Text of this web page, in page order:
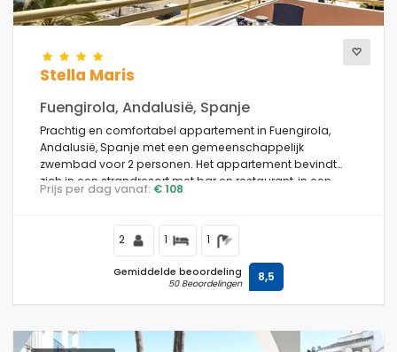
Aanvullende diensten
Uitzicht
Extra categorieën
(0)
Best beoordeelde (30)
Stella Maris
Fuengirola, Andalusië, Spanje
Prachtig en comfortabel appartement in Fuengirola,
Andalusië, Spanje met een gemeenschappelijk
zwembad voor 2 personen. Het appartement bevindt
zich in een strandresort met bar en restaurant, in een
stedelijk strandgebied, dicht bij winkels en supermarkten
Prijs per dag vanaf: € 108
2 1 1
Gemiddelde beoordeling
50 Beoordelingen 8,5